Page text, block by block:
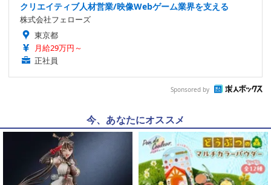
クリエイティブ人材営業/映像Webゲーム業界を支える
株式会社フェローズ
東京都
月給29万円～
正社員
Sponsored by
今、あなたにオススメ